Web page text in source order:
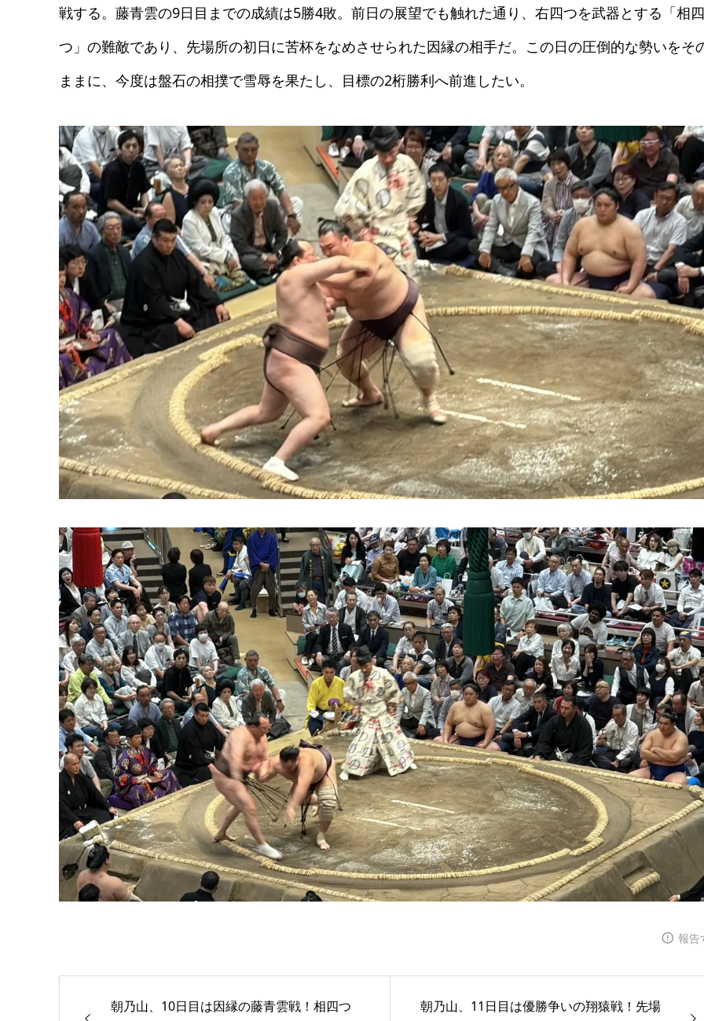
戦する。藤青雲の9日目までの成績は5勝4敗。前日の展望でも触れた通り、右四つを武器とする「相四
つ」の難敵であり、先場所の初日に苦杯をなめさせられた因縁の相手だ。この日の圧倒的な勢いをそ
ままに、今度は盤石の相撲で雪辱を果たし、目標の2桁勝利へ前進したい。
報告
朝乃山、10日目は因縁の藤青雲戦！相四つ 朝乃山、11日目は優勝争いの翔猿戦！先場